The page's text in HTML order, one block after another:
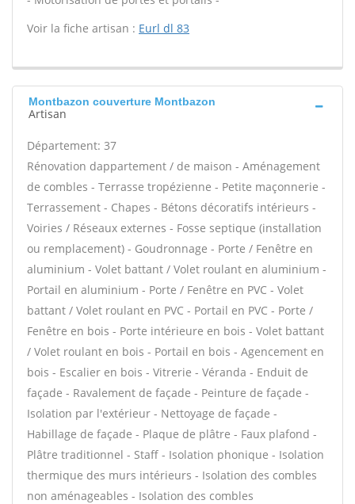
Voir la fiche artisan : Eurl dl 83
Montbazon couverture Montbazon
Artisan
Département: 37
Rénovation dappartement / de maison - Aménagement
de combles - Terrasse tropézienne - Petite maçonnerie -
Terrassement - Chapes - Bétons décoratifs intérieurs -
Voiries / Réseaux externes - Fosse septique (installation
ou remplacement) - Goudronnage - Porte / Fenêtre en
aluminium - Volet battant / Volet roulant en aluminium -
Portail en aluminium - Porte / Fenêtre en PVC - Volet
battant / Volet roulant en PVC - Portail en PVC - Porte /
Fenêtre en bois - Porte intérieure en bois - Volet battant
/ Volet roulant en bois - Portail en bois - Agencement en
bois - Escalier en bois - Vitrerie - Véranda - Enduit de
façade - Ravalement de façade - Peinture de façade -
Isolation par l'extérieur - Nettoyage de façade -
Habillage de façade - Plaque de plâtre - Faux plafond -
Plâtre traditionnel - Staff - Isolation phonique - Isolation
thermique des murs intérieurs - Isolation des combles
non aménageables - Isolation des combles